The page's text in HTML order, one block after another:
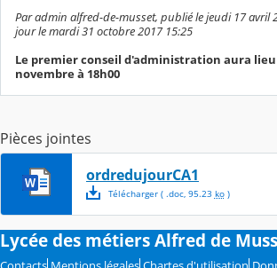
Par admin alfred-de-musset, publié le jeudi 17 avril
jour le mardi 31 octobre 2017 15:25
Le premier conseil d'administration aura
novembre à 18h00
Pièces jointes
ordredujourCA1
Télécharger( .doc, 95.23 ko)
Lycée des métiers Alfred de